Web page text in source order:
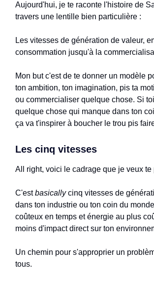
Aujourd'hui, je te raconte l'histoire de
travers une lentille bien particulière :
Les vitesses de génération de valeur,
consommation jusqu'à la
Mon but c'est de te donner un modèle
ton ambition, ton imagination, pis ta
ou commercialiser quelque chose. Si
quelque chose qui manque dans ton
ça va t'inspirer à boucher le trou pis
Les cinq vitesses
All right, voici le cadrage que je veux te
C'estbasicallycinq vitesses de
dans ton industrie ou ton coin du
coûteux en temps et énergie au plus
moins d'impact direct sur ton
Un chemin pour s'approprier un
tous.